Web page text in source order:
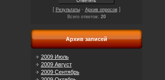
[ Результаты· Архив опросов]
Всего ответов: 20
Архив записей
2009 Июль
2009 Август
2009 Сентябрь